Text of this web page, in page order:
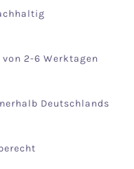
2-6 Werktagen
Deutschlands